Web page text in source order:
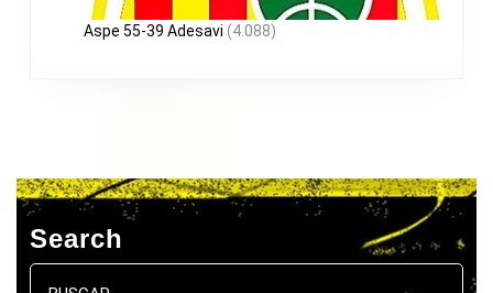
Aspe 55-39 Adesavi (4.088)
Search
Buscar: